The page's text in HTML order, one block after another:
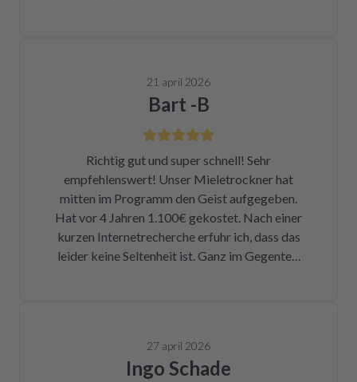
21 april 2026
Bart -B
Richtig gut und super schnell! Sehr
empfehlenswert! Unser Mieletrockner hat
mitten im Programm den Geist aufgegeben.
Hat vor 4 Jahren 1.100€ gekostet. Nach einer
kurzen Internetrecherche erfuhr ich, dass das
leider keine Seltenheit ist. Ganz im Gegenteil.
Modell und Fehler eingegeben und dann hatte
ich die Wahl, eine refurbished Platine für
27 april 2026
Ingo Schade